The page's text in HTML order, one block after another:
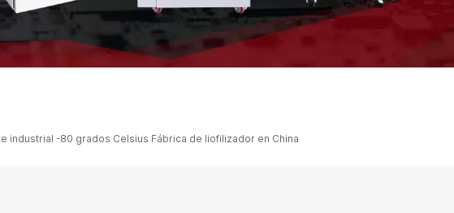
ไทย
industrial -80 grados Celsius Fábrica de liofilizador en China